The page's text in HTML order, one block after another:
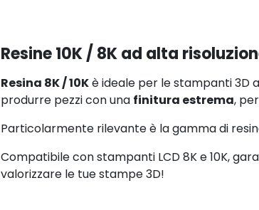
Resine 10K / 8K ad alta
Resina 8K / 10Kè ideale per le stampanti 3D
produrre pezzi con una finitura estrema,
Particolarmente rilevante è la gamma di
Compatibile con stampanti LCD 8K e 10K,
valorizzare le tue stampe 3D!